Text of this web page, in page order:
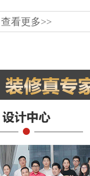
查看更多>>